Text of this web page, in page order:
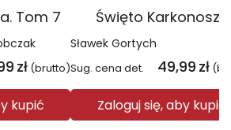
Tom 7
zł (brutto)
kupić
Święto Karkonoszy
Sławek Gortych
Sug. cena det. 49,99 zł
Zaloguj się, aby kupić